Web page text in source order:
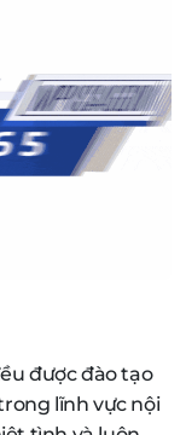
được đào tạo
lĩnh vực nội